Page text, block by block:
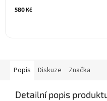
580 Kč
Popis Diskuze Značka
Detailní popis